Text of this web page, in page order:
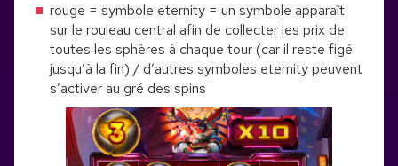
rouge = symbole eternity = un symbole apparaît
sur le rouleau central afin de collecter les prix de
toutes les sphères à chaque tour (car il reste figé
jusqu’à la fin) / d’autres symboles eternity peuvent
s’activer au gré des spins